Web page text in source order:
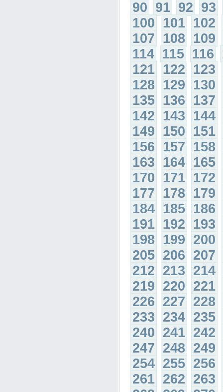
90 91 92 93
100 101 102
107 108 109
114 115 116
121 122 123
128 129 130
135 136 137
142 143 144
149 150 151
156 157 158
163 164 165
170 171 172
177 178 179
184 185 186
191 192 193
198 199 200
205 206 207
212 213 214
219 220 221
226 227 228
233 234 235
240 241 242
247 248 249
254 255 256
261 262 263